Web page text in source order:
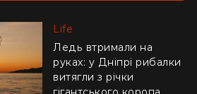
Life
Українців попередили
про аферу з
відключенням
Life
Ледь втримали на
руках: у Дніпрі рибалки
витягли з річки